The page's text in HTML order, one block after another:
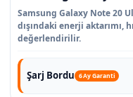
Samsung Galaxy Note 20
dışındaki enerji aktarımı,
değerlendirilir.
Şarj Bordu 6 Ay Garanti